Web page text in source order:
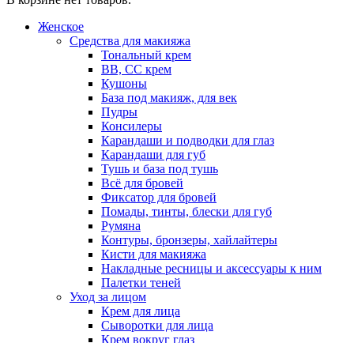
Женское
Средства для макияжа
Тональный крем
BB, CC крем
Кушоны
База под макияж, для век
Пудры
Консилеры
Карандаши и подводки для глаз
Карандаши для губ
Тушь и база под тушь
Всё для бровей
Фиксатор для бровей
Помады, тинты, блески для губ
Румяна
Контуры, бронзеры, хайлайтеры
Кисти для макияжа
Накладные ресницы и аксессуары к ним
Палетки теней
Уход за лицом
Крем для лица
Сыворотки для лица
Крем вокруг глаз